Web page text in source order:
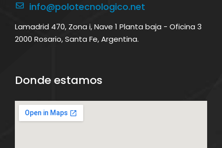
info@polotecnologico.net
Lamadrid 470, Zona i, Nave 1 Planta baja - Oficina 3
2000 Rosario, Santa Fe, Argentina.
Donde estamos